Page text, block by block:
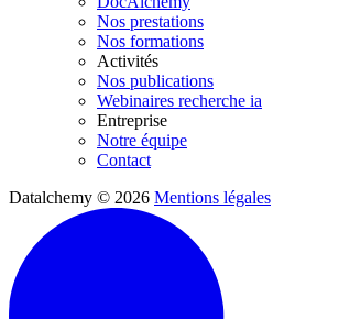
Nos prestations
Nos formations
Activités
Nos publications
Webinaires recherche ia
Entreprise
Notre équipe
Contact
Datalchemy © 2026 Mentions légales